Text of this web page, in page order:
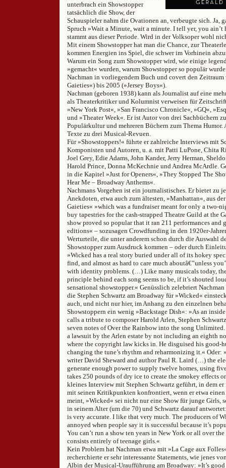
unterbrach ein Showstopper
tatsächlich die Show, der
Schauspieler nahm die Ovationen an, verbeugte sich. Ja,
Spruch »Wait a Minute, wait a minute. I tell yer, you ain’t
stammt aus dieser Periode. Wird in der Volksoper wohl
Mit einem Showstopper hat man die Chance, zur
kommen Energien ins Spiel, die schwer im Vorhinein
Warum ein Song zum Showstopper wird, wie einige
»gemacht« wurden, warum Showstopper so populär
Nachman in vorliegendem Buch und covert den
Gaieties«) bis 2005 (»Jersey Boys«).
Nachman (geboren 1938) kann als Journalist auf eine
als Theaterkritiker und Kolumnist verweisen für
»New York Post«, »San Francisco Chronicle«, »GQ«,
und »Theater Week«. Er ist Autor von drei Sachbüchern
Populärkultur und mehreren Büchern zum Thema Humor.
Texte zu drei Musical-Revuen.
Für »Showstoppers!« führte er zahlreiche Interviews mit
Komponisten und Autoren, u. a. mit Patti LuPone, Chita
Joel Grey, Edie Adams, John Kander, Jerry Herman,
Harold Prince, Donna McKechnie und Andrea McArdle.
in die Kapitel »Just for Openers«, »They Stopped The
Hear Me – Broadway Anthems«.
Nachmans Vorgehen ist ein journalistisches. Er bietet zu
Anekdoten, etwa auch zum ältesten, »Manhattan«, aus
Gaieties« »which was a fundraiser meant for only a two-
buy tapestries for the cash-strapped Theatre Guild at the
show proved so popular that it ran 211 performances and
editions« – sozusagen Crowdfunding in den 1920er-
Werturteile, die unter anderem schon durch die Auswahl
Showstopper zum Ausdruck kommen – oder durch
»Wicked has a real story buried under all of its hokey
find, and almost as hard to care much aboutâ€”unless
with identity problems. (…) Like many musicals today,
principle behind each song seems to be, if it’s shouted
sensational showstopper.« Genüsslich zelebriert
die Stephen Schwartz am Broadway für »Wicked«
auch, und nicht nur hier, im Anhang zu den einzelnen
Showstoppern ein wenig »Backstage Dish«: »As an
calls a tribute to composer Harold Arlen, Stephen
seven notes of Over the Rainbow into the song
a lawsuit by the Arlen estate by not including an eighth
where the copyright law kicks in. He disguised his good-
changing the tune’s rhythm and reharmonizing it.« Oder:
writer David Sheward and author Paul R. Laird (…) the
generate enough power to supply twelve homes, using
takes 250 pounds of dry ice to create the smokey effects
kleines Interview mit Stephen Schwartz geführt, in dem
mit seinen Kritikpunkten konfrontiert, wenn er etwa einen
meint, »Wicked« sei nicht nur eine Show für junge Girls,
in seinem Alter (um die 70) und Schwartz darauf
is very accurate. I like that very much. The producers of
annoyed when people say it is successful because it’s
You can’t run a show ten years in New York or all over
consists entirely of teenage girls.«
Kein Problem hat Nachman etwa mit »La Cage aux
recherchierte er sehr interessante Statements, wie jenes
Albin der Musical-Uraufführung am Broadway: »It’s